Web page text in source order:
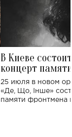
В Киеве
концерт
Клименко:
исполнят песни
25 июля в новом
«Де, Що, Інше»
памяти фронтмена